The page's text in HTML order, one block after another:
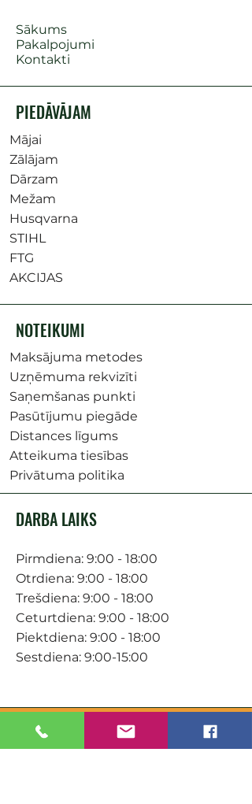
Sākums
Pakalpojumi
Kontakti
PIEDĀVĀJAM
Mājai
Zālājam
Dārzam
Mežam
Husqvarna
STIHL
FTG
AKCIJAS
NOTEIKUMI
Maksājuma metodes
Uzņēmuma rekvizīti
Saņemšanas punkti
Pasūtījumu piegāde
Distances līgums
Atteikuma tiesības
Privātuma politika
DARBA LAIKS
Pirmdiena: 9:00 - 18:00
Otrdiena: 9:00 - 18:00
Trešdiena: 9:00 - 18:00
Ceturtdiena: 9:00 - 18:00
Piektdiena: 9:00 - 18:00
Sestdiena: 9:00-15:00
KONTAKTI